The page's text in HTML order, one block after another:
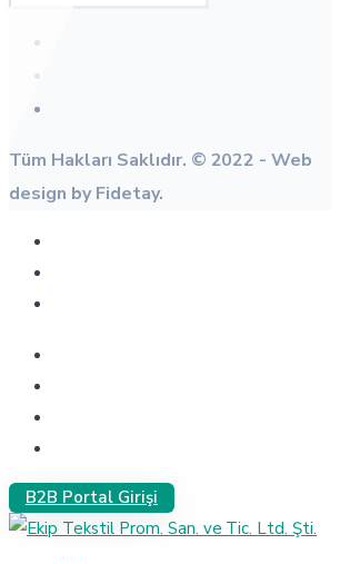
Tüm Hakları Saklıdır. © 2022 - Web
design by Fidetay.
B2B Portal Girişi